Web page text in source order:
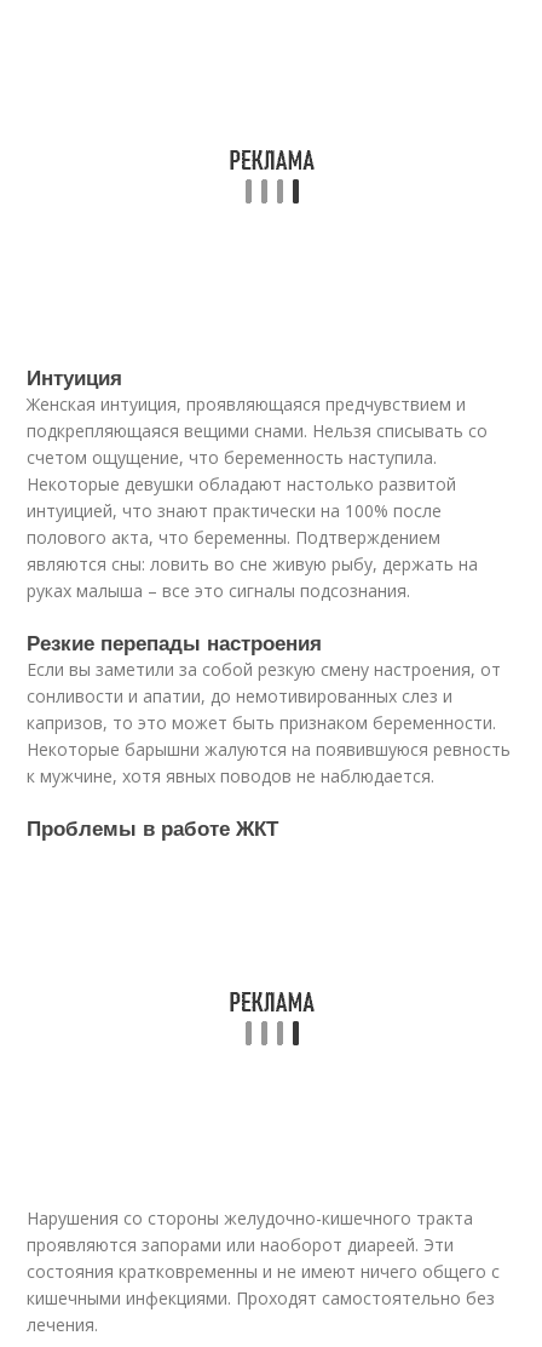
Интуиция
Женская интуиция, проявляющаяся предчувствием и
подкрепляющаяся вещими снами. Нельзя списывать со
счетом ощущение, что беременность наступила.
Некоторые девушки обладают настолько развитой
интуицией, что знают практически на 100% после
полового акта, что беременны. Подтверждением
являются сны: ловить во сне живую рыбу, держать на
руках малыша – все это сигналы подсознания.
Резкие перепады настроения
Если вы заметили за собой резкую смену настроения, от
сонливости и апатии, до немотивированных слез и
капризов, то это может быть признаком беременности.
Некоторые барышни жалуются на появившуюся ревность
к мужчине, хотя явных поводов не наблюдается.
Проблемы в работе ЖКТ
Нарушения со стороны желудочно-кишечного тракта
проявляются запорами или наоборот диареей. Эти
состояния кратковременны и не имеют ничего общего с
кишечными инфекциями. Проходят самостоятельно без
лечения.